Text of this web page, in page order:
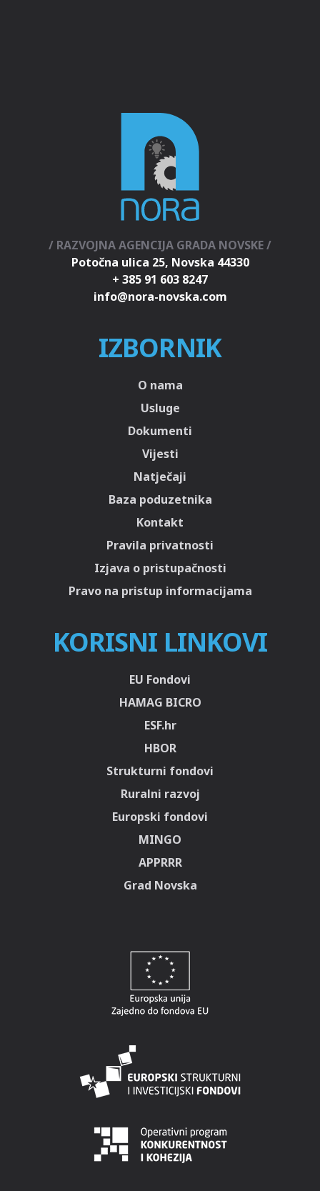
/ RAZVOJNA AGENCIJA GRADA NOVSKE /
Potočna ulica 25, Novska 44330
+ 385 91 603 8247
IZBORNIK
O nama
Usluge
Dokumenti
Vijesti
Natječaji
Baza poduzetnika
Kontakt
Pravila privatnosti
Izjava o pristupačnosti
Pravo na pristup informacijama
KORISNI LINKOVI
EU Fondovi
HAMAG BICRO
ESF.hr
HBOR
Strukturni fondovi
Ruralni razvoj
Europski fondovi
MINGO
APPRRR
Grad Novska